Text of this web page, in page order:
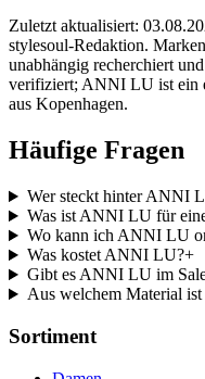
Zuletzt aktualisiert:
stylesoul-Redaktion.
unabhängig recherchiert
verifiziert; ANNI LU ist ein
aus Kopenhagen.
Häufige Fragen
Wer steckt hinter ANNI
Was ist ANNI LU für
Wo kann ich ANNI LU
Was kostet ANNI LU?+
Gibt es ANNI LU im
Aus welchem Material
Sortiment